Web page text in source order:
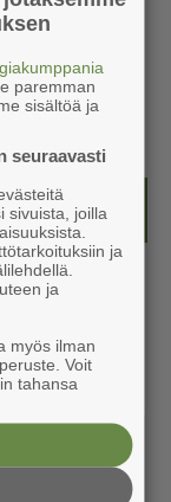
paremman
sisältöä ja
seuraavasti
sivuista, joilla
ja
ja
myös ilman
Voit
tahansa